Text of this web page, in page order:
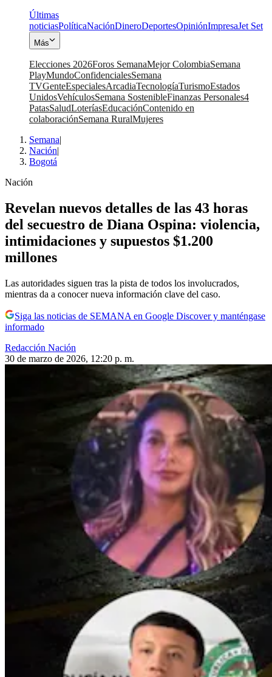
Últimas
noticiasPolíticaNaciónDineroDeportesOpiniónImpresaJet Set
Más
Elecciones 2026Foros SemanaMejor ColombiaSemana
PlayMundoConfidencialesSemana
TVGenteEspecialesArcadiaTecnologíaTurismoEstados
UnidosVehículosSemana SostenibleFinanzas Personales4
PatasSaludLoteríasEducaciónContenido en
colaboraciónSemana RuralMujeres
Semana|
Nación|
Bogotá
Nación
Revelan nuevos detalles de las 43 horas
del secuestro de Diana Ospina: violencia,
intimidaciones y supuestos $1.200
millones
Las autoridades siguen tras la pista de todos los involucrados,
mientras da a conocer nueva información clave del caso.
Siga las noticias de SEMANA en Google Discover y manténgase
informado
Redacción Nación
30 de marzo de 2026, 12:20 p. m.